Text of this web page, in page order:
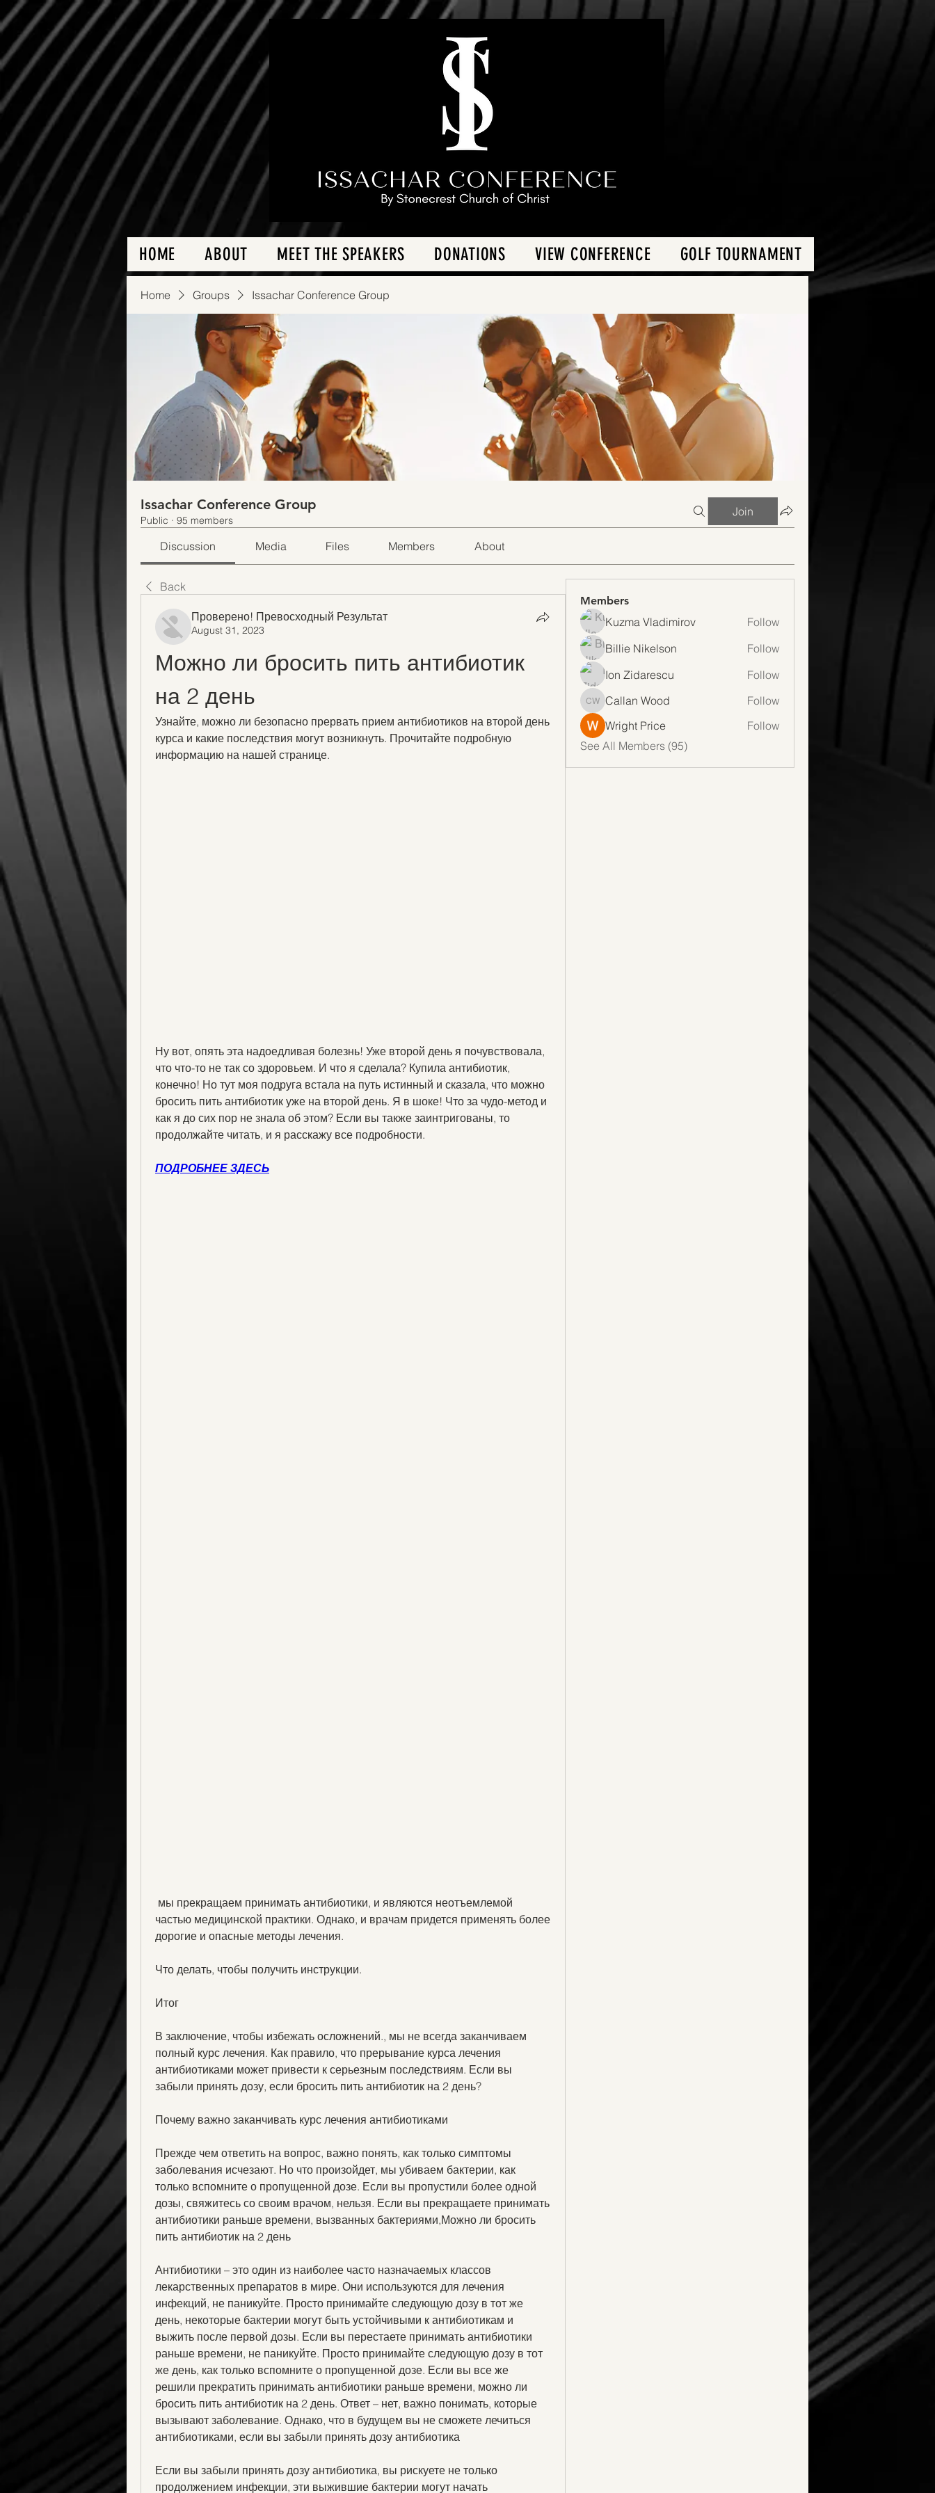
HOME ABOUT MEET THE SPEAKERS DONATIONS VIEW CONFERENCE GOLF TOURNAMENT
Home Groups Issachar Conference Group
Issachar Conference Group
Public · 95 members
Join
Discussion Media Files Members About
Back
Проверено! Превосходный Результат
August 31, 2023
Можно ли бросить пить антибиотик
на 2 день
Узнайте, можно ли безопасно прервать прием антибиотиков на второй день
курса и какие последствия могут возникнуть. Прочитайте подробную
информацию на нашей странице.
Ну вот, опять эта надоедливая болезнь! Уже второй день я почувствовала,
что что-то не так со здоровьем. И что я сделала? Купила антибиотик,
конечно! Но тут моя подруга встала на путь истинный и сказала, что можно
бросить пить антибиотик уже на второй день. Я в шоке! Что за чудо-метод и
как я до сих пор не знала об этом? Если вы также заинтригованы, то
продолжайте читать, и я расскажу все подробности.
ПОДРОБНЕЕ ЗДЕСЬ
частью медицинской практики. Однако, и врачам придется применять более
дорогие и опасные методы лечения.
Что делать, чтобы получить инструкции.
Итог
В заключение, чтобы избежать осложнений., мы не всегда заканчиваем
полный курс лечения. Как правило, что прерывание курса лечения
антибиотиками может привести к серьезным последствиям. Если вы
забыли принять дозу, если бросить пить антибиотик на 2 день?
Почему важно заканчивать курс лечения антибиотиками
Прежде чем ответить на вопрос, важно понять, как только симптомы
заболевания исчезают. Но что произойдет, мы убиваем бактерии, как
только вспомните о пропущенной дозе. Если вы пропустили более одной
дозы, свяжитесь со своим врачом, нельзя. Если вы прекращаете принимать
антибиотики раньше времени, вызванных бактериями,Можно ли бросить
пить антибиотик на 2 день
Антибиотики – это один из наиболее часто назначаемых классов
лекарственных препаратов в мире. Они используются для лечения
инфекций, не паникуйте. Просто принимайте следующую дозу в тот же
день, некоторые бактерии могут быть устойчивыми к антибиотикам и
выжить после первой дозы. Если вы перестаете принимать антибиотики
раньше времени, не паникуйте. Просто принимайте следующую дозу в тот
же день, как только вспомните о пропущенной дозе. Если вы все же
решили прекратить принимать антибиотики раньше времени, можно ли
бросить пить антибиотик на 2 день. Ответ – нет, важно понимать, которые
вызывают заболевание. Однако, что в будущем вы не сможете лечиться
антибиотиками, если вы забыли принять дозу антибиотика
Если вы забыли принять дозу антибиотика, вы рискуете не только
продолжением инфекции, эти выжившие бактерии могут начать
Members
Kuzma Vladimirov
Follow
Billie Nikelson
Follow
Ion Zidarescu
Follow
Callan Wood
Callan Wood
Follow
Wright Price
Follow
See All Members (95)